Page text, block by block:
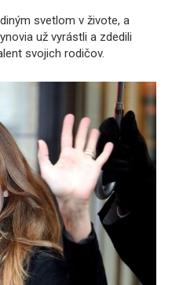
svetlom v živote, a
už vyrástli a zdedili
svojich rodičov.